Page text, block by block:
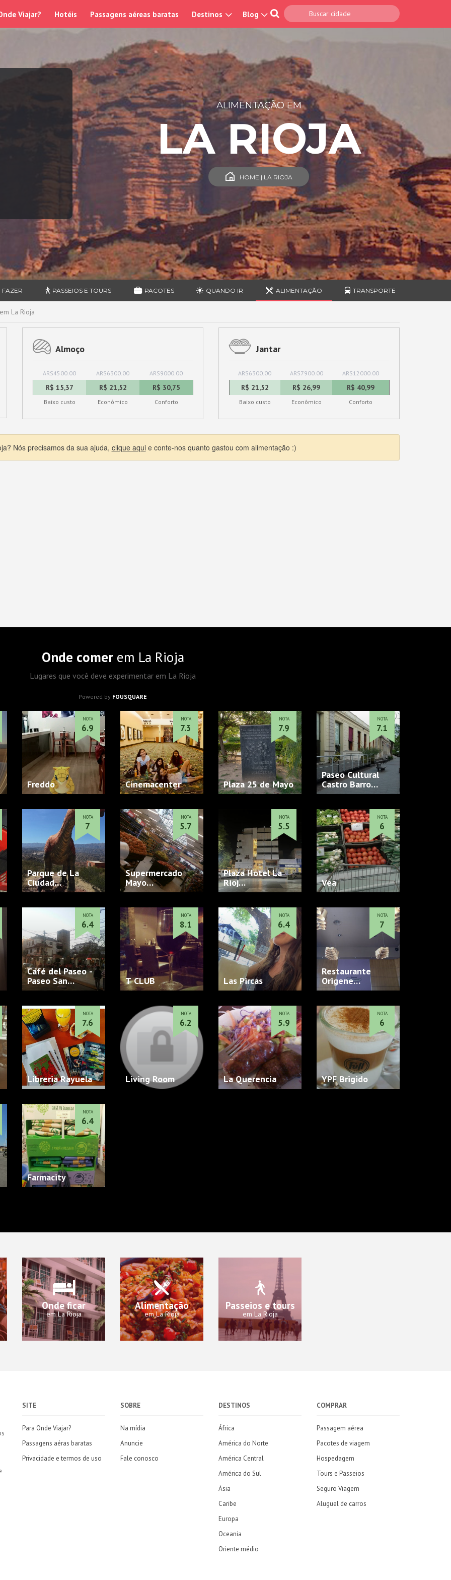
Viajar? Hotéis Passagens aéreas baratas Destinos Blog
ALIMENTAÇÃO EM
LA RIOJA
HOME | LA RIOJA
FAZER PASSEIOS E TOURS PACOTES QUANDO IR ALIMENTAÇÃO TRANSPORTE
La Rioja
Almoço
ARS4500.00 ARS6300.00 ARS9000.00
R$ 15,37 R$ 21,52 R$ 30,75
Baixo custo Econômico Conforto
Jantar
ARS6300.00 ARS7900.00 ARS12000.00
R$ 21,52 R$ 26,99 R$ 40,99
Baixo custo Econômico Conforto
Nós precisamos da sua ajuda, clique aquie conte-nos quanto gastou com alimentação :)
Onde comerem La Rioja
Lugares que você deve experimentar em La Rioja
Powered by FOUSQUARE
Freddo
NOTA
6.9
Cinemacenter
NOTA
7.3
Plaza 25 de Mayo
NOTA
7.9
Paseo Cultural
Castro Barro…
NOTA
7.1
Parque de La
Ciudad…
NOTA
7
Supermercado
Mayo…
NOTA
5.7
Plaza Hotel La
Rioj…
NOTA
5.5
Vea
NOTA
6
Café del Paseo -
Paseo San
Ignaci…
NOTA
6.4
T CLUB
NOTA
8.1
Las Pircas
NOTA
6.4
Restaurante
Origene…
NOTA
7
Libreria Rayuela
NOTA
7.6
Living Room
NOTA
6.2
La Querencia
NOTA
5.9
YPF Brigido
NOTA
6
Farmacity
NOTA
6.4
Onde ficar
em La Rioja
Alimentação
em La Rioja
Passeios e tours
em La Rioja
SITE
Para Onde Viajar?
Passagens aéras baratas
Privacidade e termos de uso
SOBRE
Na mídia
Anuncie
Fale conosco
DESTINOS
África
América do Norte
América Central
América do Sul
Ásia
Caribe
Europa
Oceania
Oriente médio
COMPRAR
Passagem aérea
Pacotes de viagem
Hospedagem
Tours e Passeios
Seguro Viagem
Aluguel de carros